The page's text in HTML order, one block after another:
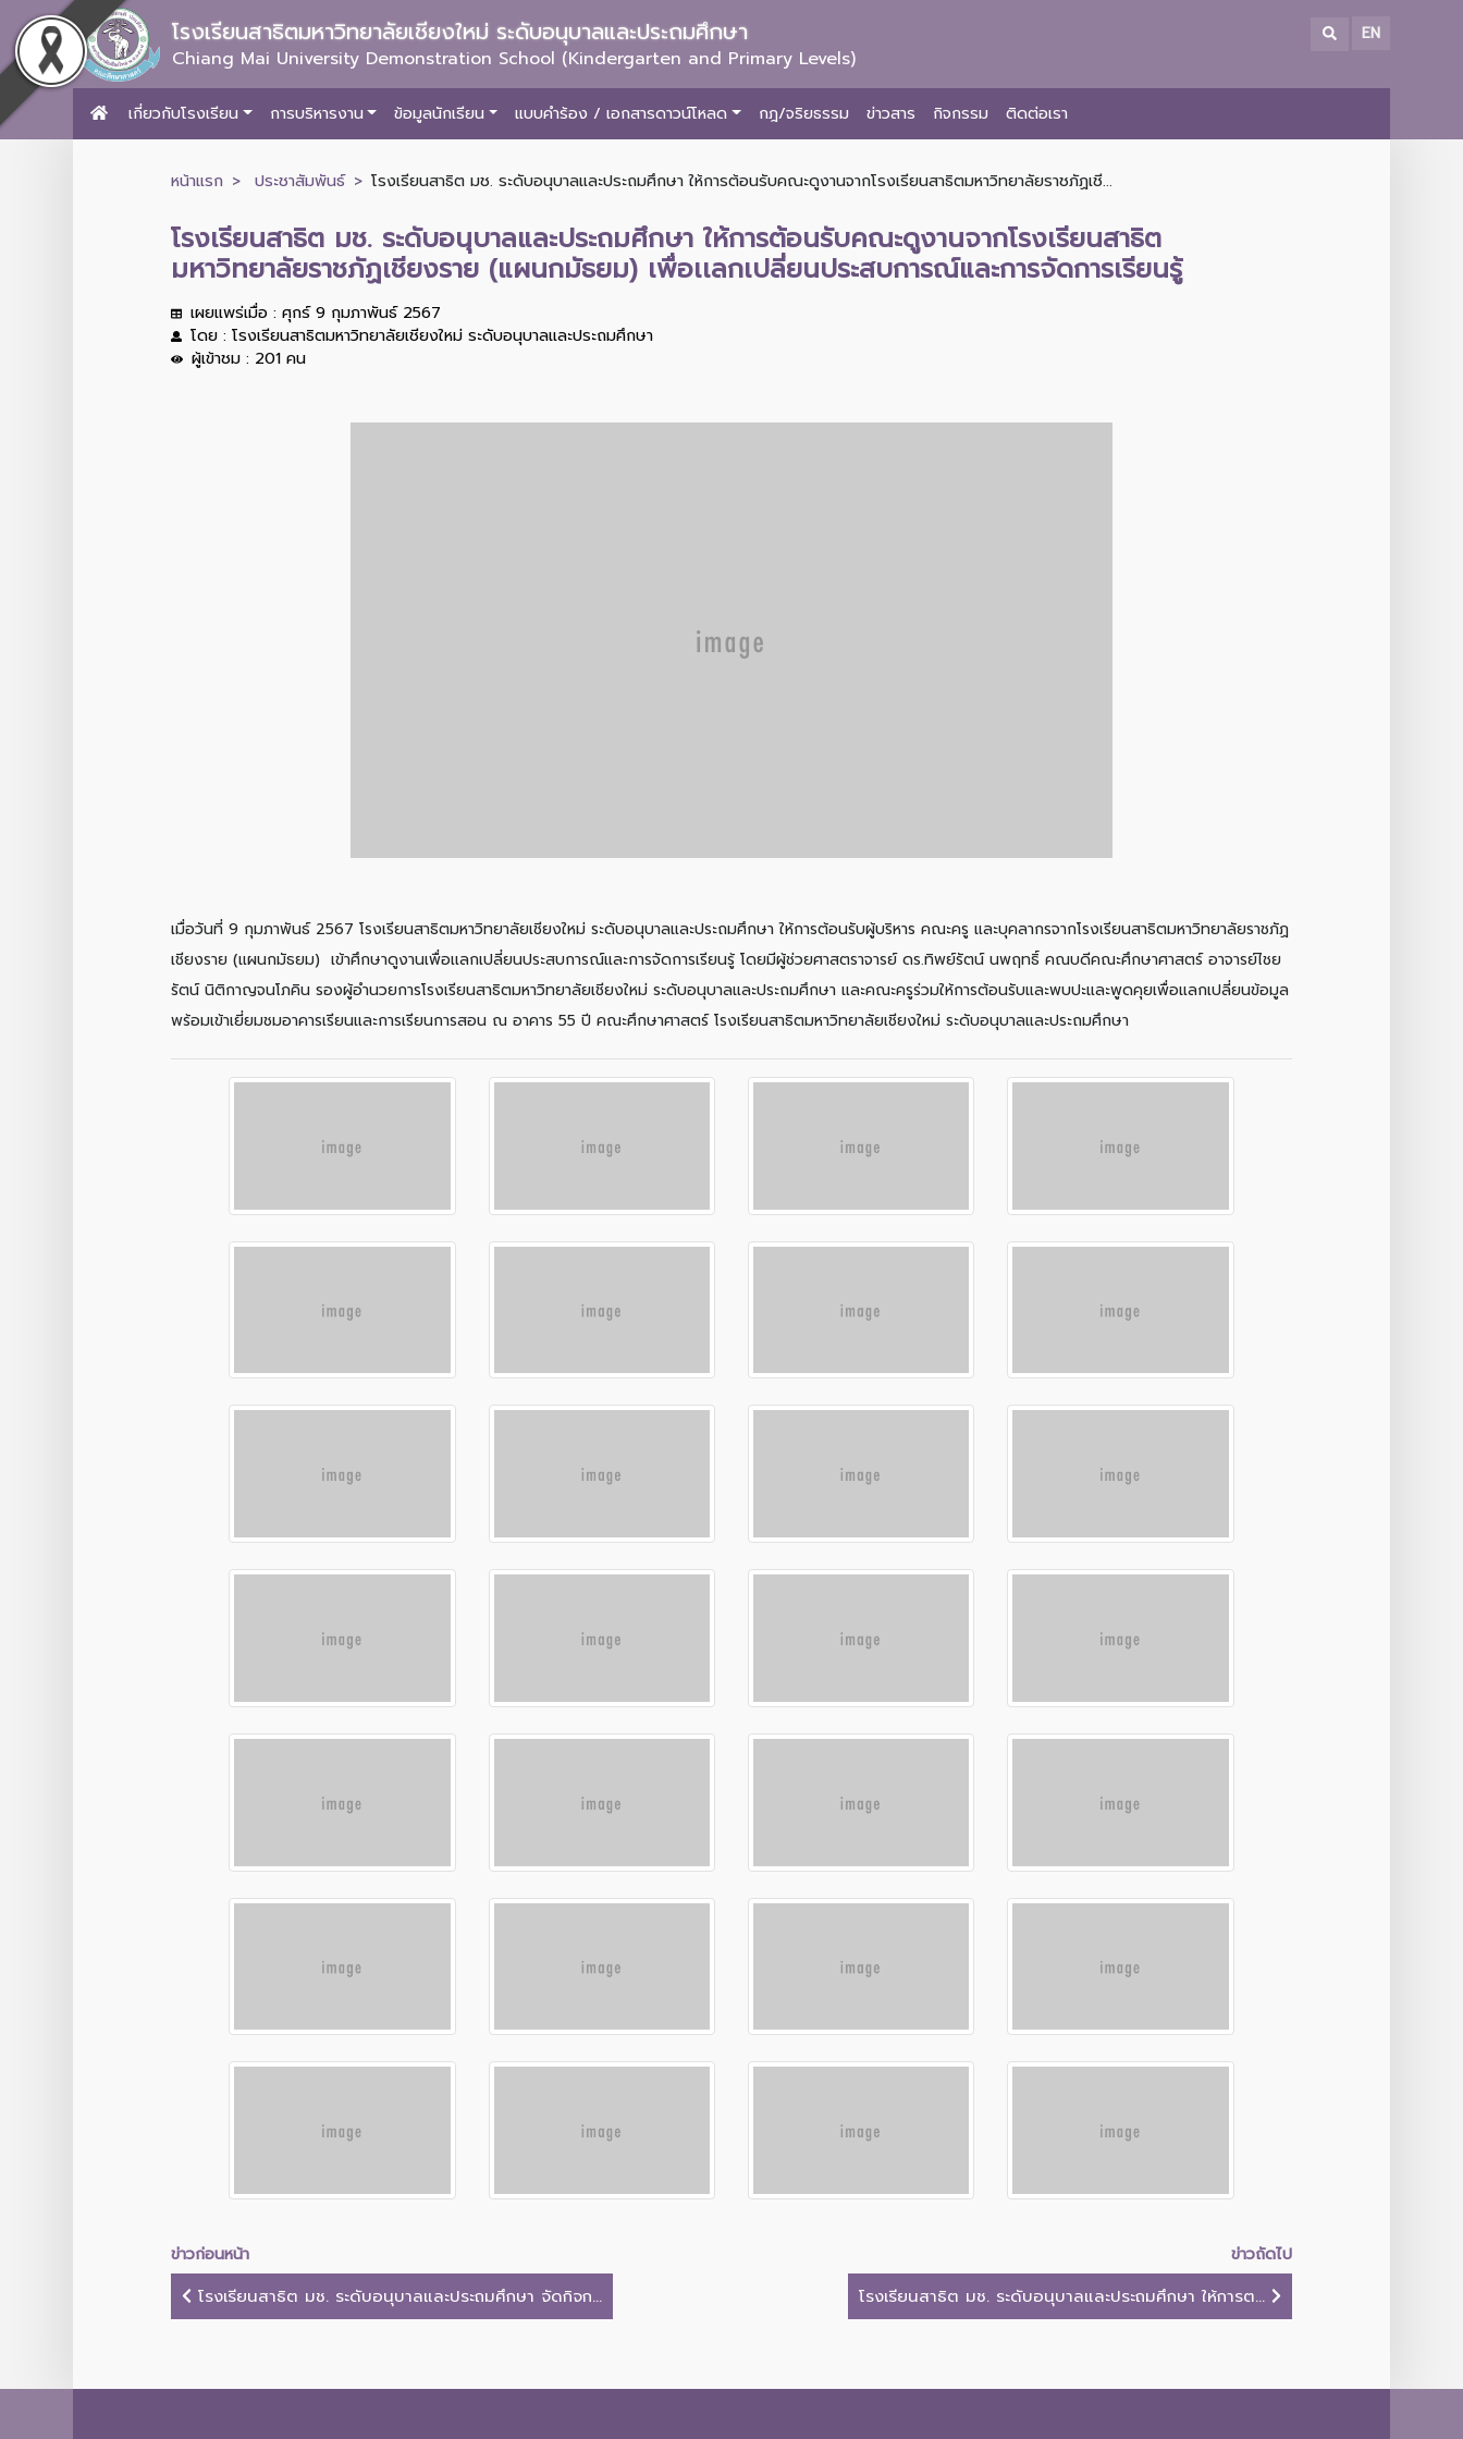
โรงเรียนสาธิตมหาวิทยาลัยเชียงใหม่ ระดับอนุบาลและประถมศึกษา
Chiang Mai University Demonstration School (Kindergarten and Primary Levels)
EN
เกี่ยวกับโรงเรียน การบริหารงาน ข้อมูลนักเรียน แบบคำร้อง / เอกสารดาวน์โหลด กฎ/จริยธรรม ข่าวสาร กิจกรรม ติดต่อเรา
หน้าแรก ประชาสัมพันธ์ โรงเรียนสาธิต มช. ระดับอนุบาลและประถมศึกษา ให้การต้อนรับคณะดูงานจากโรงเรียนสาธิตมหาวิทยาลัยราชภัฏเชี...
โรงเรียนสาธิต มช. ระดับอนุบาลและประถมศึกษา ให้การต้อนรับคณะดูงานจากโรงเรียนสาธิต
มหาวิทยาลัยราชภัฏเชียงราย (แผนกมัธยม) เพื่อเเลกเปลี่ยนประสบการณ์และการจัดการเรียนรู้
เผยแพร่เมื่อ : ศุกร์ 9 กุมภาพันธ์ 2567
โดย : โรงเรียนสาธิตมหาวิทยาลัยเชียงใหม่ ระดับอนุบาลและประถมศึกษา
ผู้เข้าชม : 201 คน
เมื่อวันที่ 9 กุมภาพันธ์ 2567 โรงเรียนสาธิตมหาวิทยาลัยเชียงใหม่ ระดับอนุบาลและประถมศึกษา ให้การต้อนรับผู้บริหาร คณะครู และบุคลากรจากโรงเรียนสาธิตมหาวิทยาลัยราชภัฏ
เชียงราย (แผนกมัธยม) เข้าศึกษาดูงานเพื่อเเลกเปลี่ยนประสบการณ์และการจัดการเรียนรู้ โดยมีผู้ช่วยศาสตราจารย์ ดร.ทิพย์รัตน์ นพฤทธิ์ คณบดีคณะศึกษาศาสตร์ อาจารย์ไชย
รัตน์ นิติกาญจนโภคิน รองผู้อำนวยการโรงเรียนสาธิตมหาวิทยาลัยเชียงใหม่ ระดับอนุบาลและประถมศึกษา และคณะครูร่วมให้การต้อนรับและพบปะและพูดคุยเพื่อแลกเปลี่ยนข้อมูล
พร้อมเข้าเยี่ยมชมอาคารเรียนและการเรียนการสอน ณ อาคาร 55 ปี คณะศึกษาศาสตร์ โรงเรียนสาธิตมหาวิทยาลัยเชียงใหม่ ระดับอนุบาลและประถมศึกษา
ข่าวก่อนหน้า
ข่าวถัดไป
โรงเรียนสาธิต มช. ระดับอนุบาลและประถมศึกษา จัดกิจก...
โรงเรียนสาธิต มช. ระดับอนุบาลและประถมศึกษา ให้การต...